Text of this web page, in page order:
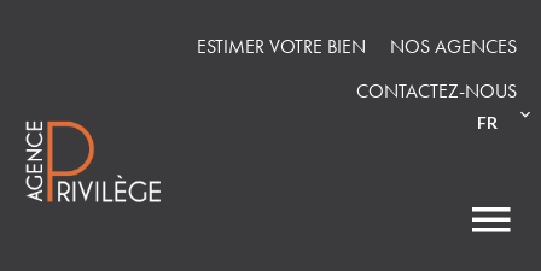
ESTIMER VOTRE BIEN
NOS AGENCES
CONTACTEZ-NOUS
FR